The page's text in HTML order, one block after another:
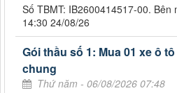
Số TBMT: IB2600414517-00.
14:30 24/08/26
Gói thầu số 1: Mua 01 xe ô
chung
Thứ năm - 06/08/2026 07:48